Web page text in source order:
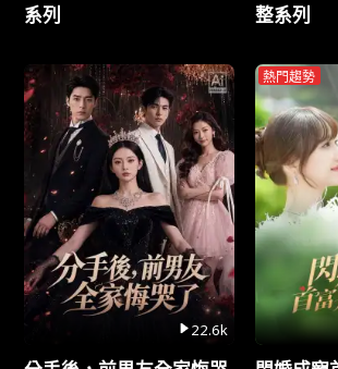
系列
22.6k
整系列
熱門趨勢